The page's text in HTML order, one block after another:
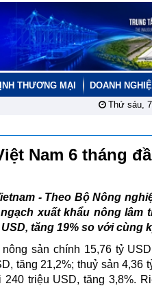
THƯƠNG MẠI DOANH
Thứ sáu,
Nam 6 tháng
- Theo Bộ Nông
xuất khẩu nông lâm
tăng 19% so với cùng
sản chính 15,76 tỷ
tăng 21,2%; thuỷ sản 4,36
240 triệu USD, tăng 3,8%.